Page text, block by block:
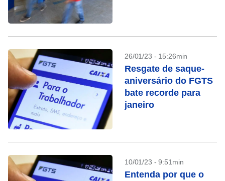
26/01/23 - 15:26min
Resgate de saque-
aniversário do FGTS
bate recorde para
janeiro
10/01/23 - 9:51min
Entenda por que o